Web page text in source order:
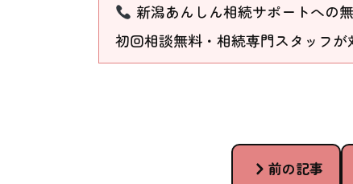
新潟あんしん相続サポートへの
初回相談無料・相続専門スタッフが
前の記事